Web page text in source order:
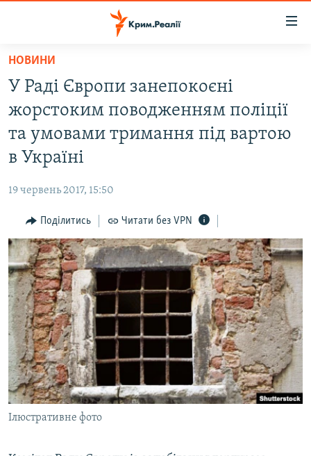
Перейти
основного
матеріалу
Перейти
до
основної
Перейти
пошуку
ВОДА.КРИМ
ВІДЕО ТА ФОТО
ПОЛІТИКА
ПОГЛЯД
ІНТЕРВ'Ю
ВСЕ ЗА ДЕНЬ
СПЕЦПРОЕКТИ
ДЕПОРТАЦІЯ
ВІДЕОУРОКИ «ELIFBE»
СВІДЧЕННЯ ОКУПАЦІЇ
УКРАЇНСЬКА ПРОБЛЕМА КРИМУ
ІНФОГРАФІКА
ЯК ОБІЙТИ БЛОКУВАННЯ
Русский
Qırımtatar
ДОЛУЧАЙСЯ!
НОВИНИ
У Раді Європи занепокоєні
жорстоким поводженням поліції
та умовами тримання під вартою
в Україні
19 червень 2017, 15:50
Поділитись Читати без VPN
Ілюстративне фото